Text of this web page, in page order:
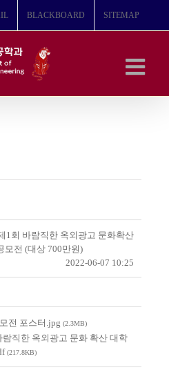
BLACKBOARD SITEMAP
1회 바람직한 옥외광고 문화확산
모전 (대상 700만원)
2022-06-07 10:25
전 포스터.jpg (2.3MB)
직한 옥외광고 문화 확산 대학
(217.8KB)